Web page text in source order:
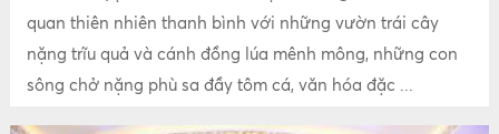
quan thiên nhiên thanh bình với những vườn trái cây
nặng trĩu quả và cánh đồng lúa mênh mông, những con
sông chở nặng phù sa đầy tôm cá, văn hóa đặc ...